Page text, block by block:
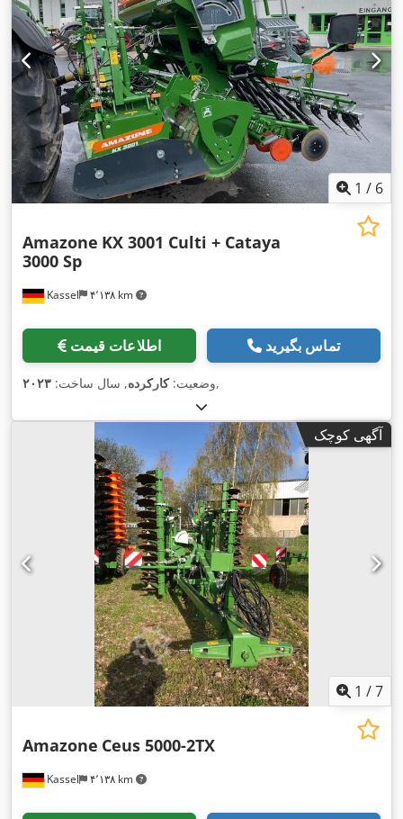
1 / 6
Kassel ۴٬۱۳۸ km
Amazone KX 3001 Culti + Cataya
3000 Sp
اطلاعات قیمت تماس بگیرید
وضعیت:کارکرده, سال ساخت: ۲۰۲۳ ,
آگهی کوچک
1 /7
Kassel ۴٬۱۳۸ km
Amazone Ceus 5000-2TX